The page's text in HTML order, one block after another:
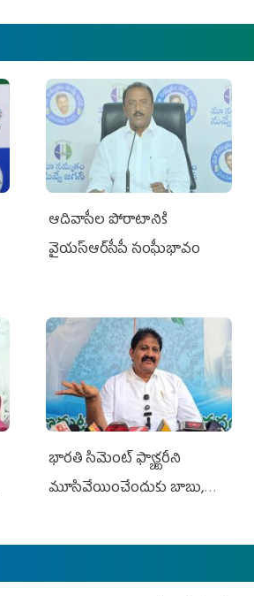
ఆదివాసీల పోరాటానికి
వైయ‌స్ఆర్‌సీపీ సంఘీభావం
భారతి సిమెంట్ ఫ్యాక్టరీని
మూసివేయించేందుకు బాబు,